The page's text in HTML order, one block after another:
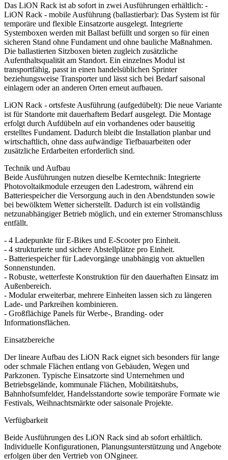
Das LiON Rack ist ab sofort in zwei Ausführungen erhältlich: -
LiON Rack - mobile Ausführung (ballastierbar): Das System ist für
temporäre und flexible Einsatzorte ausgelegt. Integrierte
Systemboxen werden mit Ballast befüllt und sorgen so für einen
sicheren Stand ohne Fundament und ohne bauliche Maßnahmen.
Die ballastierten Sitzboxen bieten zugleich zusätzliche
Aufenthaltsqualität am Standort. Ein einzelnes Modul ist
transportfähig, passt in einen handelsüblichen Sprinter
beziehungsweise Transporter und lässt sich bei Bedarf saisonal
einlagern oder an anderen Orten erneut aufbauen.
LiON Rack - ortsfeste Ausführung (aufgedübelt): Die neue Variante
ist für Standorte mit dauerhaftem Bedarf ausgelegt. Die Montage
erfolgt durch Aufdübeln auf ein vorhandenes oder bauseitig
erstelltes Fundament. Dadurch bleibt die Installation planbar und
wirtschaftlich, ohne dass aufwändige Tiefbauarbeiten oder
zusätzliche Erdarbeiten erforderlich sind.
Technik und Aufbau
Beide Ausführungen nutzen dieselbe Kerntechnik: Integrierte
Photovoltaikmodule erzeugen den Ladestrom, während ein
Batteriespeicher die Versorgung auch in den Abendstunden sowie
bei bewölktem Wetter sicherstellt. Dadurch ist ein vollständig
netzunabhängiger Betrieb möglich, und ein externer Stromanschluss
entfällt.
- 4 Ladepunkte für E-Bikes und E-Scooter pro Einheit.
- 4 strukturierte und sichere Abstellplätze pro Einheit.
- Batteriespeicher für Ladevorgänge unabhängig von aktuellen
Sonnenstunden.
- Robuste, wetterfeste Konstruktion für den dauerhaften Einsatz im
Außenbereich.
- Modular erweiterbar, mehrere Einheiten lassen sich zu längeren
Lade- und Parkreihen kombinieren.
- Großflächige Panels für Werbe-, Branding- oder
Informationsflächen.
Einsatzbereiche
Der lineare Aufbau des LiON Rack eignet sich besonders für lange
oder schmale Flächen entlang von Gebäuden, Wegen und
Parkzonen. Typische Einsatzorte sind Unternehmen und
Betriebsgelände, kommunale Flächen, Mobilitätshubs,
Bahnhofsumfelder, Handelsstandorte sowie temporäre Formate wie
Festivals, Weihnachtsmärkte oder saisonale Projekte.
Verfügbarkeit
Beide Ausführungen des LiON Rack sind ab sofort erhältlich.
Individuelle Konfigurationen, Planungsunterstützung und Angebote
erfolgen über den Vertrieb von ONgineer.